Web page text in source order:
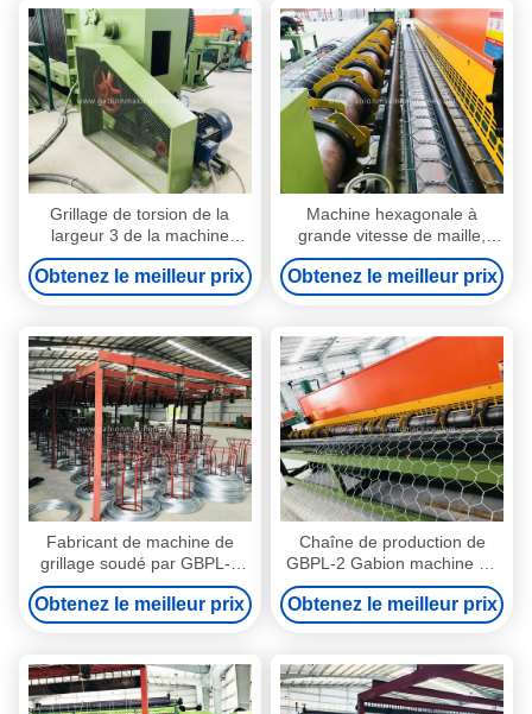
Grillage de torsion de la
largeur 3 de la machine
2000mm de maille de Gabion
enduit par PVC faisant la
machine
Obtenez le meilleur prix
Machine hexagonale à
grande vitesse de maille,
machine de grillage de
Gabion de torsion du double
22kw
Obtenez le meilleur prix
Fabricant de machine de
grillage soudé par GBPL-2
pour la maille de dimension
de 4300x760x1170mm
Obtenez le meilleur prix
Chaîne de production de
GBPL-2 Gabion machine de
enroulement en spirale de fil
de la longueur 4mm de
1200mm
Obtenez le meilleur prix